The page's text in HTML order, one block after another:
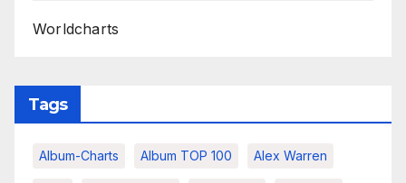
Worldcharts
Tags
Album-Charts Album TOP 100 Alex Warren